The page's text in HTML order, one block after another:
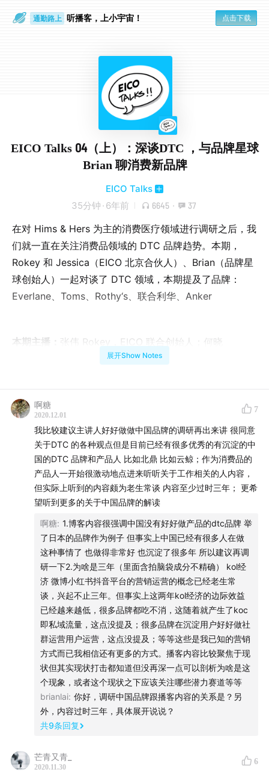
通勤路上 听播客，上小宇宙！ 点击下载
EICO Talks 04（上）：深谈DTC ，与品牌星球
Brian 聊消费新品牌
EICO Talks
35分钟 · 6年前 6645 · 37
在对 Hims & Hers 为主的消费医疗领域进行调研之后，我
们就一直在关注消费品领域的 DTC 品牌趋势。本期，
Rokey 和 Jessica（EICO 北京合伙人）、Brian（品牌星
球创始人）一起对谈了 DTC 领域，本期提及了品牌：
Everlane、Toms、Rothy‘s、联合利华、Anker
本期主播： 张伟 Rokey，EICO 联合创始人；何晓
Jessica，EICO 北京合伙人
EICO是一家产品设计咨询公司。EICO TALKS播客节目
希望将我们对与产品设计的实践与思考，通过与优秀的
产品人，创业者，思考者的对谈形式分享出来。坚持
EICO产品核心论的原则，每期话题围绕产品展开，涉
及体验、科技、设计、商业、消费等领域的新趋势与独
立观点。
以下是我们聊的主要话题：
05:34】DTC：由消费者定义的品牌
】消费领域巨头策略
17:00】国内的电商环境对于“洋品牌”来讲是高维的
21:27】DTC 品牌与社交媒体的正相关关系
【24: 27】今天的社交媒体构成
26:58】产品执行与品牌理念差距太大会损害品牌
【
展开Show Notes
啊糖
2020.12.01
7
我比较建议主讲人好好做做中国品牌的调研再出来讲 很同意
关于DTC 的各种观点但是目前已经有很多优秀的有沉淀的中
国的DTC 品牌和产品人 比如北鼎 比如云鲸；作为消费品的
产品人一开始很激动地点进来听听关于工作相关的人内容，
但实际上听到的内容颇为老生常谈 内容至少过时三年； 更希
望听到更多的关于中国品牌的解读
啊糖: 1.博客内容很强调中国没有好好做产品的dtc品牌 举
了日本的品牌作为例子 但事实上中国已经有很多人在做
这种事情了 也做得非常好 也沉淀了很多年 所以建议再调
研一下2.为啥是三年（里面含拍脑袋成分不精确） kol经
济 微博小红书抖音平台的营销运营的概念已经老生常
谈，兴起不止三年。但事实上这两年kol经济的边际效益
已经越来越低，很多品牌都吃不消，这随着就产生了koc
即私域流量，这点没提及；很多品牌在沉淀用户好好做社
群运营用户运营，这点没提及；等等这些是我已知的营销
方式而已我相信还有更多的方式。播客内容比较聚焦于现
状但其实现状打击都知道但没再深一点可以剖析为啥是这
个现象，或者这个现状之下应该关注哪些潜力赛道等等
brianlai: 你好，调研中国品牌跟播客内容的关系是？另
外，内容过时三年，具体展开说说？
共9条回复
芒青又青_
2020.11.30
6